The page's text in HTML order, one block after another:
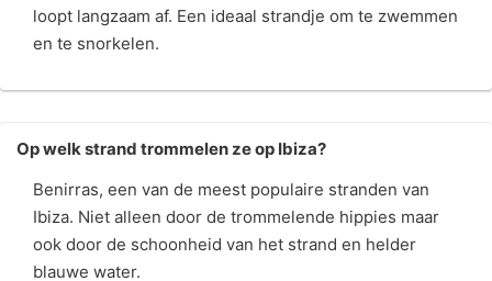
loopt langzaam af. Een ideaal strandje om te zwemmen
en te snorkelen.
Op welk strand trommelen ze op Ibiza?
Benirras, een van de meest populaire stranden van
Ibiza. Niet alleen door de trommelende hippies maar
ook door de schoonheid van het strand en helder
blauwe water.